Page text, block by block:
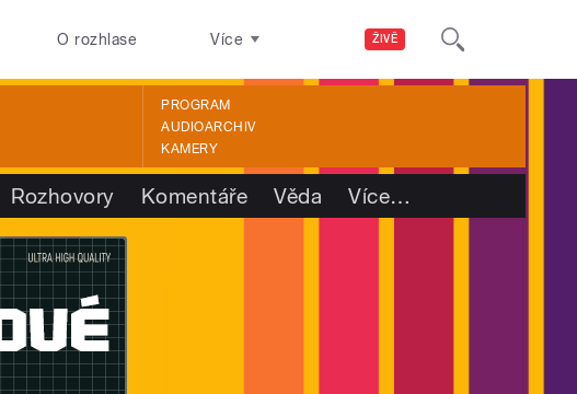
ŽIVĚ
O rozhlase Více
PROGRAM
AUDIOARCHIV
KAMERY
Rozhovory Komentáře Věda Více…